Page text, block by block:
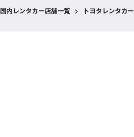
国内レンタカー店舗一覧 > トヨタレンタカ